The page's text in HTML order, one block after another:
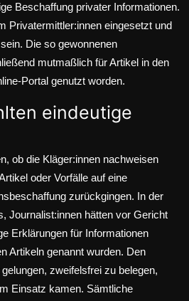
Beschaffung privater Informationen.
Privatermittler:innen eingesetzt und
Die so gewonnenen
mutmaßlich für Artikel in den
Portal genutzt worden.
eindeutige
ob die Kläger:innen nachweisen
oder Vorfälle auf eine
zurückgingen. In der
Journalist:innen hätten vor Gericht
Erklärungen für Informationen
Artikeln genannt wurden. Den
zweifelsfrei zu belegen,
Einsatz kamen. Sämtliche